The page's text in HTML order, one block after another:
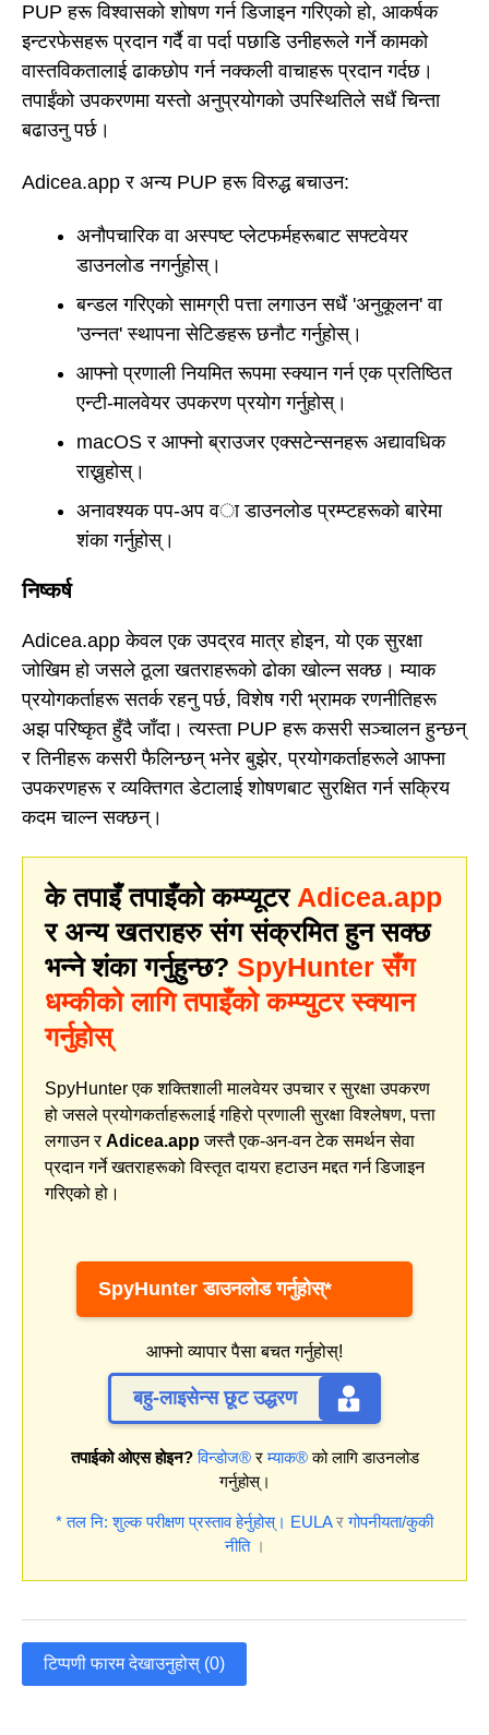
PUP हरू विश्वासको शोषण गर्न डिजाइन गरिएको हो, आकर्षक
इन्टरफेसहरू प्रदान गर्दै वा पर्दा पछाडि उनीहरूले गर्ने कामको
वास्तविकतालाई ढाकछोप गर्न नक्कली वाचाहरू प्रदान गर्दछ।
तपाईंको उपकरणमा यस्तो अनुप्रयोगको उपस्थितिले सधैं चिन्ता
बढाउनु पर्छ।
Adicea.app र अन्य PUP हरू विरुद्ध बचाउन:
अनौपचारिक वा अस्पष्ट प्लेटफर्महरूबाट सफ्टवेयर
डाउनलोड नगर्नुहोस्।
बन्डल गरिएको सामग्री पत्ता लगाउन सधैं 'अनुकूलन' वा
'उन्नत' स्थापना सेटिङहरू छनौट गर्नुहोस्।
आफ्नो प्रणाली नियमित रूपमा स्क्यान गर्न एक प्रतिष्ठित
एन्टी-मालवेयर उपकरण प्रयोग गर्नुहोस्।
macOS र आफ्नो ब्राउजर एक्सटेन्सनहरू अद्यावधिक
राख्नुहोस्।
अनावश्यक पप-अप वा डाउनलोड प्रम्प्टहरूको बारेमा
शंका गर्नुहोस्।
निष्कर्ष
Adicea.app केवल एक उपद्रव मात्र होइन, यो एक सुरक्षा
जोखिम हो जसले ठूला खतराहरूको ढोका खोल्न सक्छ। म्याक
प्रयोगकर्ताहरू सतर्क रहनु पर्छ, विशेष गरी भ्रामक रणनीतिहरू
अझ परिष्कृत हुँदै जाँदा। त्यस्ता PUP हरू कसरी सञ्चालन हुन्छन्
र तिनीहरू कसरी फैलिन्छन् भनेर बुझेर, प्रयोगकर्ताहरूले आफ्ना
उपकरणहरू र व्यक्तिगत डेटालाई शोषणबाट सुरक्षित गर्न सक्रिय
कदम चाल्न सक्छन्।
के तपाइँ तपाइँको कम्प्यूटर Adicea.app
र अन्य खतराहरु संग संक्रमित हुन सक्छ
भन्ने शंका गर्नुहुन्छ? SpyHunter सँग
धम्कीको लागि तपाइँको कम्प्युटर स्क्यान
गर्नुहोस्
SpyHunter एक शक्तिशाली मालवेयर उपचार र सुरक्षा उपकरण
हो जसले प्रयोगकर्ताहरूलाई गहिरो प्रणाली सुरक्षा विश्लेषण, पत्ता
लगाउन रAdicea.appजस्तै एक-अन-वन टेक समर्थन सेवा
प्रदान गर्ने खतराहरूको विस्तृत दायरा हटाउन मद्दत गर्न डिजाइन
गरिएको हो।
SpyHunter डाउनलोड गर्नुहोस्*
आफ्नो व्यापार पैसा बचत गर्नुहोस्!
बहु-लाइसेन्स छूट उद्धरण
तपाईको ओएस होइन? विन्डोज®रम्याक®को लागि डाउनलोड
गर्नुहोस्।
* तल नि: शुल्क परीक्षण प्रस्ताव हेर्नुहोस्। EULAरगोपनीयता/कुकी
नीति।
टिप्पणी फारम देखाउनुहोस् (0)